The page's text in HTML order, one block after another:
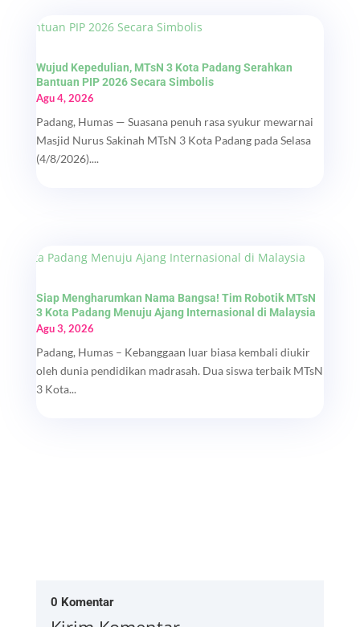
Wujud Kepedulian, MTsN 3 Kota Padang Serahkan
Bantuan PIP 2026 Secara Simbolis
Agu 4, 2026
Padang, Humas — Suasana penuh rasa syukur mewarnai
Masjid Nurus Sakinah MTsN 3 Kota Padang pada Selasa
(4/8/2026)....
Siap Mengharumkan Nama Bangsa! Tim Robotik MTsN
3 Kota Padang Menuju Ajang Internasional di Malaysia
Agu 3, 2026
Padang, Humas – Kebanggaan luar biasa kembali diukir
oleh dunia pendidikan madrasah. Dua siswa terbaik MTsN
3 Kota...
0 Komentar